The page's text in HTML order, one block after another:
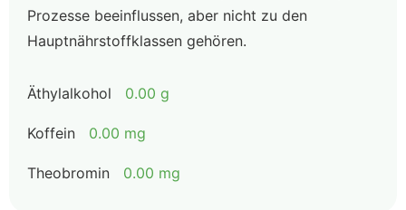
Prozesse beeinflussen, aber nicht zu den
Hauptnährstoffklassen gehören.
Äthylalkohol 0.00 g
Koffein 0.00 mg
Theobromin 0.00 mg